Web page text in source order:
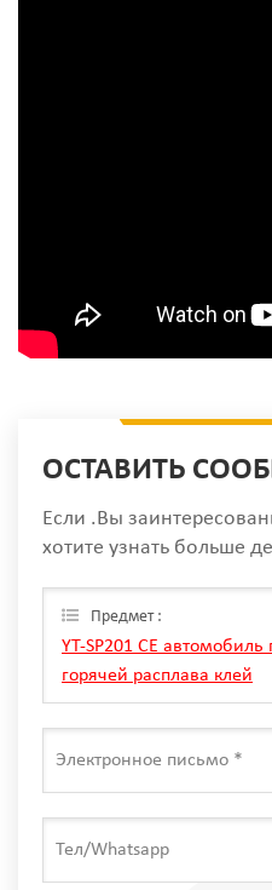
ОСТАВИТЬ
Если .Вы
хотите узнать больше
только мы Can.
Предмет :
YT-SP201 CE автомобиль
горячей расплава клей